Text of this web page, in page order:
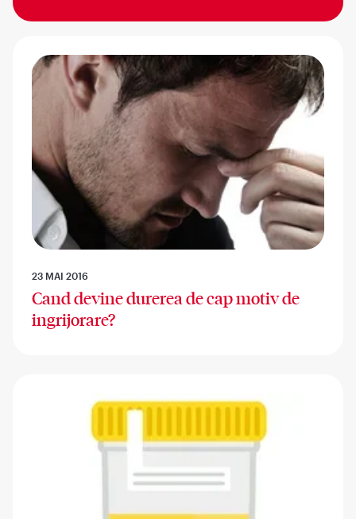
23 MAI 2016
Cand devine durerea de cap motiv de
ingrijorare?